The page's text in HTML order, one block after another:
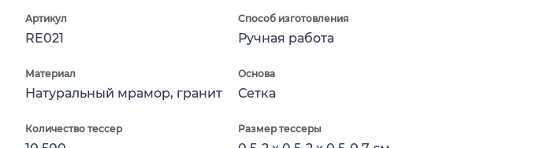
Артикул
RE021
Способ изготовления
Ручная работа
Материал
Натуральный мрамор, гранит
Основа
Сетка
Количество тессер Размер тессеры